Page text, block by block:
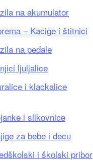
na akumulator
– Kacige i štitnici
na pedale
ljuljalice
i klackalice
i slikovnice
za bebe i decu
i školski pribor